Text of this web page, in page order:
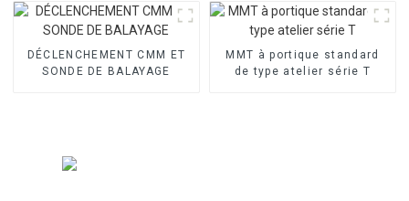
DÉCLENCHEMENT CMM ET
SONDE DE BALAYAGE
MMT à portique standard
de type atelier série T